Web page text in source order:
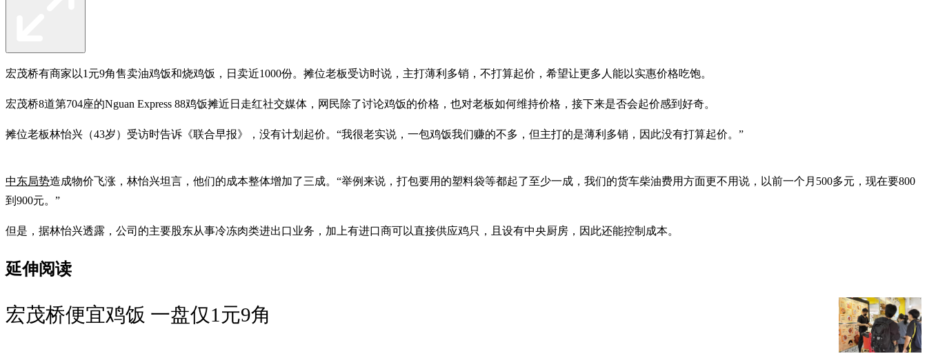
宏茂桥有商家以1元9角售卖油鸡饭和烧鸡饭，日卖近1000份。摊位老板受访时说，主打薄利多销，不打算起价，希望让更多人能以实惠价格吃饱。
宏茂桥8道第704座的Nguan Express 88鸡饭摊近日走红社交媒体，网民除了讨论鸡饭的价格，也对老板如何维持价格，接下来是否会起价感到好奇。
摊位老板林怡兴（43岁）受访时告诉《联合早报》，没有计划起价。“我很老实说，一包鸡饭我们赚的不多，但主打的是薄利多销，因此没有打算起价。”
中东局势造成物价飞涨，林怡兴坦言，他们的成本整体增加了三成。“举例来说，打包要用的塑料袋等都起了至少一成，我们的货车柴油费用方面更不用说，以前一个月500多元，现在要800
到900元。”
但是，据林怡兴透露，公司的主要股东从事冷冻肉类进出口业务，加上有进口商可以直接供应鸡只，且设有中央厨房，因此还能控制成本。
延伸阅读
宏茂桥便宜鸡饭 一盘仅1元9角